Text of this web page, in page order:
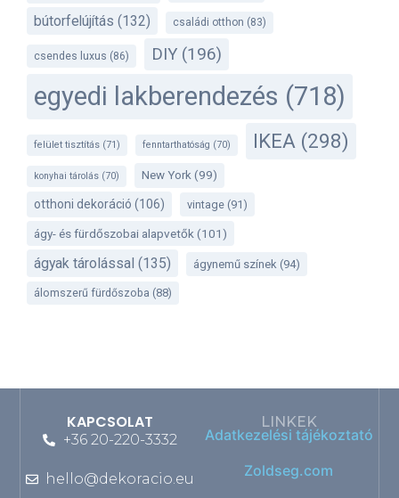
bútorfelújítás (132) családi otthon (83)
csendes luxus (86) DIY (196)
egyedi lakberendezés (718)
felület tisztítás (71) fenntarthatóság (70) IKEA (298)
konyhai tárolás (70) New York (99)
otthoni dekoráció (106) vintage (91)
ágy- és fürdőszobai alapvetők(101)
ágyak tárolással (135) ágynemű színek (94)
álomszerű fürdőszoba (88)
KAPCSOLAT
+36 20-220-3332
hello@dekoracio.eu
LINKEK
Adatkezelési tájékoztató
Zoldseg.com